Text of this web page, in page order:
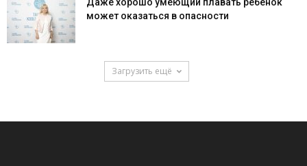
может оказаться в опасности
Загрузить ещё